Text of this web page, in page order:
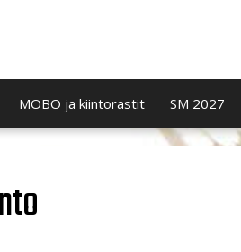
MOBO ja kiintorastit SM 2027